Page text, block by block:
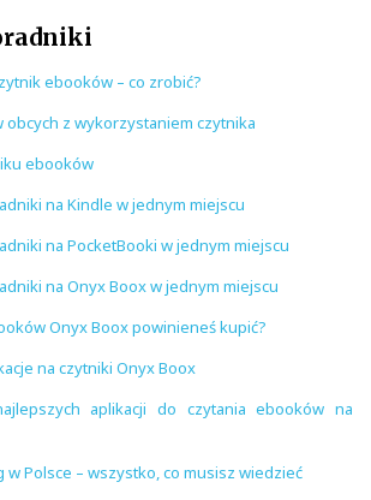
ebooków – co zrobić?
obcych z wykorzystaniem czytnika
ebooków
na Kindle w jednym miejscu
na PocketBooki w jednym miejscu
na Onyx Boox w jednym miejscu
Onyx Boox powinieneś kupić?
na czytniki Onyx Boox
aplikacji do czytania ebooków na
Polsce – wszystko, co musisz wiedzieć